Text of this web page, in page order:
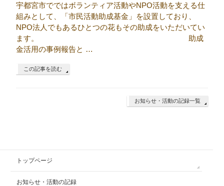
宇都宮市でではボランティア活動やNPO活動を支える仕
組みとして、「市民活動助成基金」を設置しており、
NPO法人でもあるひとつの花もその助成をいただいてい
ます。 助成
金活用の事例報告と …
この記事を読む
お知らせ・活動の記録一覧
トップページ
お知らせ・活動の記録